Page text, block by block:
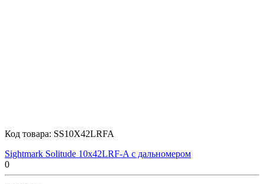
Код товара: SS10X42LRFA
Sightmark Solitude 10x42LRF-A с дальномером
0